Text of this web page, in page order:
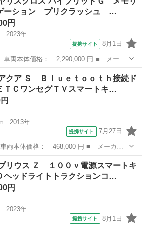
片側電動スライド アイドリングＳＴＯ
ーション プリクラッシュ …
円
2023年
提携サイト 8月1日
ヤリスクロス ■ グレード名： ハイ
ーション プリクラッシュ バックモニ
クア Ｓ Ｂｌｕｅｔｏｏｔｈ接続ド
ＴＣワンセグＴＶスマートキ…
2013年
提携サイト 7月27日
クア ■ グレード名： Ｓ Ｂｌｕｅ
ＣワンセグＴＶスマートキー Ｐウイン
リウス Ｚ １００ｖ電源スマートキ
ヘッドライトトラクションコ…
円
2023年
提携サイト 8月1日